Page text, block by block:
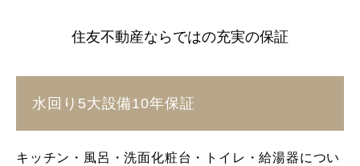
住友不動産ならではの充実の保証
水回り5大設備10年保証
キッチン・風呂・洗面化粧台・トイレ・給湯器につい